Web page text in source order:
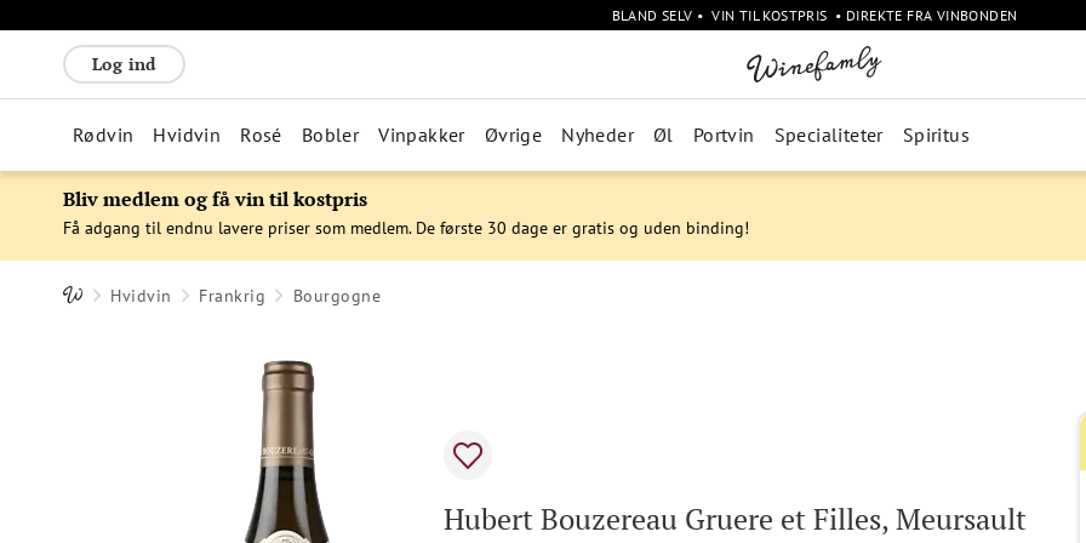
BLAND SELV • VIN TIL KOSTPRIS • DIREKTE FRA VINBONDEN
Log ind
Rødvin Hvidvin Rosé Bobler Vinpakker Øvrige Nyheder Øl Portvin Specialiteter Spiritus
Bliv medlem og få vin til kostpris
Få adgang til endnu lavere priser som medlem. De første 30 dage er gratis og uden binding!
Hvidvin Frankrig Bourgogne
Hubert Bouzereau Gruere et Filles, Meursault